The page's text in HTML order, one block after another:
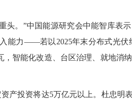
。”中国能源研究会中能智库表示
能力——若以2025年末分布式光伏
，智能化改造、台区治理、就地消
投资将达5万亿元以上。杜忠明